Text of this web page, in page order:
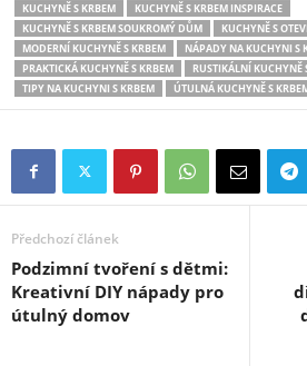
KUCHYNĚ S KRBEM
KUCHYNĚ S KRBEM INSPIRACE
KUCHYNĚ S KRBEM SOUKROMÝ DŮM
KUCHYNĚ S
MODERNÍ KUCHYNĚ S KRBEM
NÁPADY NA KUCHYNI S
PRAKTICKÁ KUCHYNĚ S KRBEM
RUSTIKÁLNÍ KUCHYNĚ
TIPY NA KUCHYNI S KRBEM
ÚTULNÁ KUCHYNĚ S
Předchozí článek
Podzimní tvoření s dětmi:
Kreativní DIY nápady pro
útulný domov